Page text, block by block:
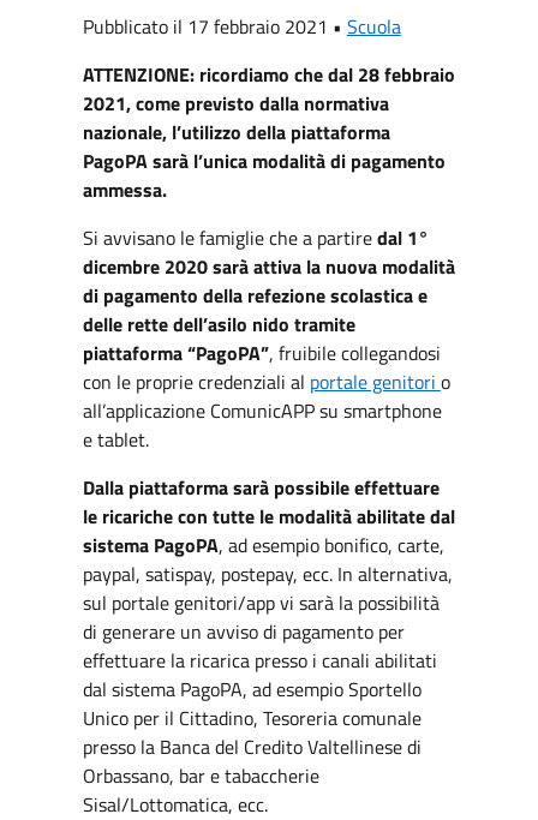
Pubblicato il 17 febbraio 2021 • Scuola
ATTENZIONE: ricordiamo che dal 28 febbraio
2021, come previsto dalla normativa
nazionale, l’utilizzo della piattaforma
PagoPA sarà l’unica modalità di pagamento
ammessa.
Si avvisano le famiglie che a partiredal 1°
dicembre 2020 sarà attiva la nuova modalità
di pagamento della refezione scolastica e
delle rette dell’asilo nido tramite
piattaforma “PagoPA”, fruibile collegandosi
con le proprie credenziali al portale genitori o
all’applicazione ComunicAPP su smartphone
e tablet.
Dalla piattaforma sarà possibile effettuare
le ricariche con tutte le modalità abilitate dal
sistema PagoPA, ad esempio bonifico, carte,
paypal, satispay, postepay, ecc. In alternativa,
sul portale genitori/app vi sarà la possibilità
di generare un avviso di pagamento per
effettuare la ricarica presso i canali abilitati
dal sistema PagoPA, ad esempio Sportello
Unico per il Cittadino, Tesoreria comunale
presso la Banca del Credito Valtellinese di
Orbassano, bar e tabaccherie
Sisal/Lottomatica, ecc.